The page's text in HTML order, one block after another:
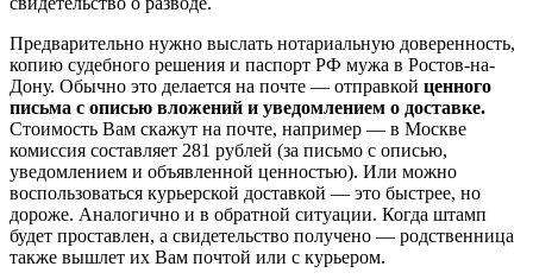
Предварительно нужно выслать нотариальную доверенность,
копию судебного решения и паспорт РФ мужа в Ростов-на-
Дону. Обычно это делается на почте — отправкой ценного
письма с описью вложений и уведомлением о доставке.
Стоимость Вам скажут на почте, например — в Москве
комиссия составляет 281 рублей (за письмо с описью,
уведомлением и объявленной ценностью). Или можно
воспользоваться курьерской доставкой — это быстрее, но
дороже. Аналогично и в обратной ситуации. Когда штамп
будет проставлен, а свидетельство получено — родственница
также вышлет их Вам почтой или с курьером.